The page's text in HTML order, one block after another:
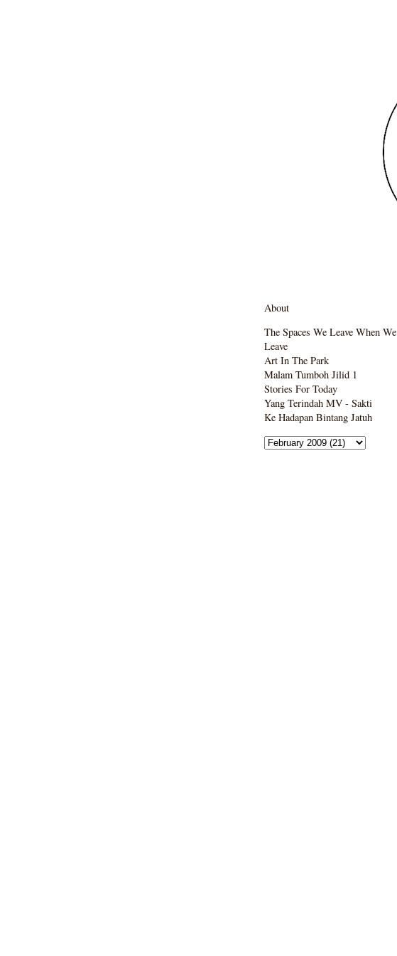
About
The Spaces We Leave When We
Leave
Art In The Park
Malam Tumboh Jilid 1
Stories For Today
Yang Terindah MV - Sakti
Ke Hadapan Bintang Jatuh